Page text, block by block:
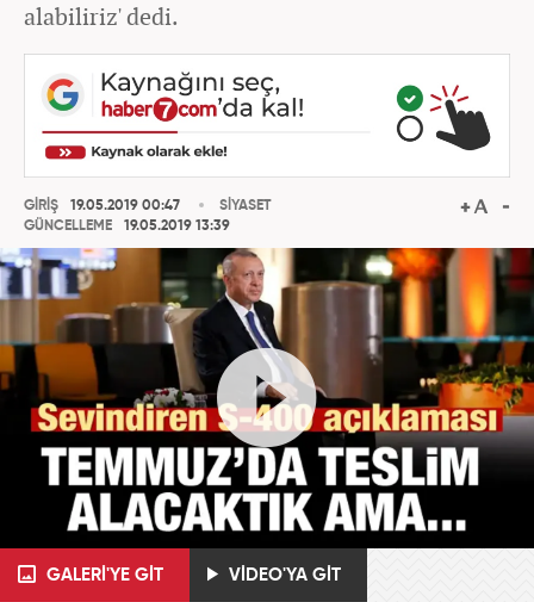
alabiliriz' dedi.
GİRİŞ
19.05.2019 00:47
GÜNCELLEME
19.05.2019 13:39
SİYASET
GALERİ'YE GİT VİDEO'YA GİT